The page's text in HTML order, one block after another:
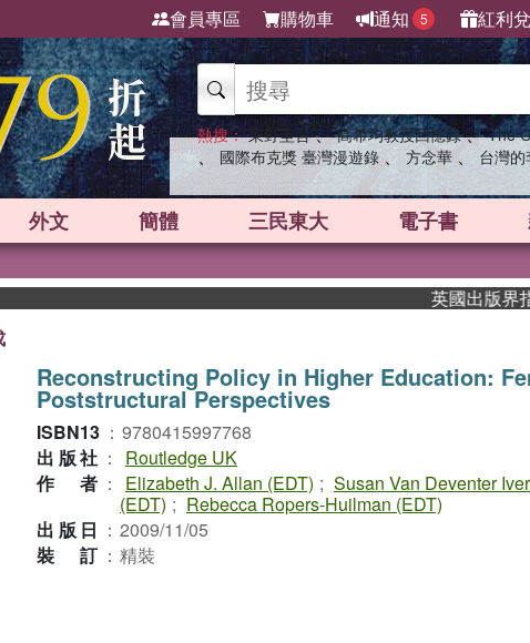
會員專區 購物車 通知 5 紅利
熱搜： 東野圭吾 、 高希均教授回憶錄 、 The
、 國際布克獎 臺灣漫遊錄 、 方念華 、 台灣
外文 簡體 三民東大 電子書
英國出版界指標
Reconstructing Policy in Higher Education:
Poststructural Perspectives
ISBN13 ： 9780415997768
出版社 ：
Routledge UK
作者 ： Elizabeth J. Allan (EDT) ; Susan Van Deventer
(EDT) ; Rebecca Ropers-Huilman (EDT)
出版日 ： 2009/11/05
裝訂 ： 精裝